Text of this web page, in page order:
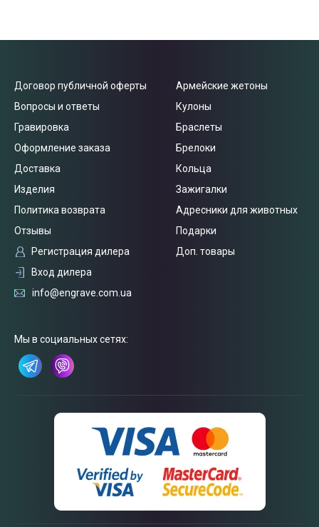
Договор публичной оферты
Вопросы и ответы
Гравировка
Оформление заказа
Доставка
Изделия
Политика возврата
Отзывы
Регистрация дилера
Вход дилера
Армейские жетоны
Кулоны
Браслеты
Брелоки
Кольца
Зажигалки
Адресники для животных
Подарки
Доп. товары
info@engrave.com.ua
Мы в социальных сетях: